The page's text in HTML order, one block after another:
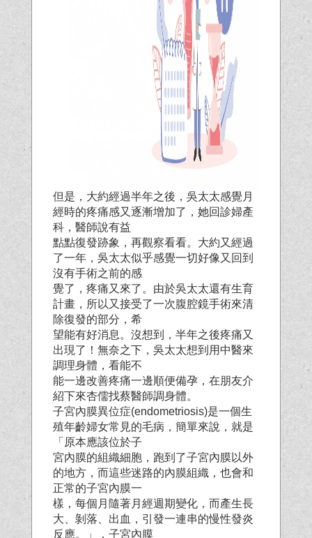
但是，大約經過半年之後，吳太太感覺月
經時的疼痛感又逐漸增加了，她回診婦產
科，醫師說有益
點點復發跡象，再觀察看看。大約又經過
了一年，吳太太似乎感覺一切好像又回到
沒有手術之前的感
覺了，疼痛又來了。由於吳太太還有生育
計畫，所以又接受了一次腹腔鏡手術來清
除復發的部分，希
望能有好消息。沒想到，半年之後疼痛又
出現了！無奈之下，吳太太想到用中醫來
調理身體，看能不
能一邊改善疼痛一邊順便備孕，在朋友介
紹下來杏儒找蔡醫師調身體。
子宮內膜異位症(endometriosis)是一個生
殖年齡婦女常見的毛病，簡單來說，就是
「原本應該位於子
宮內膜的組織細胞，跑到了子宮內膜以外
的地方，而這些迷路的內膜組織，也會和
正常的子宮內膜一
樣，每個月隨著月經週期變化，而產生長
大、剝落、出血，引發一連串的慢性發炎
反應。」，子宮內膜